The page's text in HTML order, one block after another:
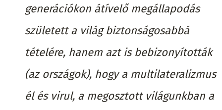
generációkon átívelő megállapodás
született a világ biztonságosabbá
tételére, hanem azt is bebizonyították
(az országok), hogy a multilateralizmus
él és virul, a megosztott világunkban a